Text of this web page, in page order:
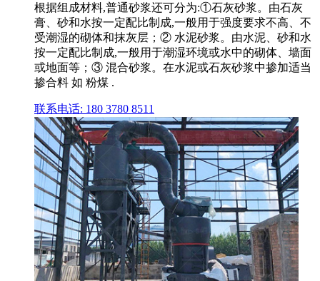
根据组成材料,普通砂浆还可分为:①石灰砂浆。由石灰
膏、砂和水按一定配比制成,一般用于强度要求不高、不
受潮湿的砌体和抹灰层；② 水泥砂浆。由水泥、砂和水
按一定配比制成,一般用于潮湿环境或水中的砌体、墙面
或地面等；③ 混合砂浆。在水泥或石灰砂浆中掺加适当
掺合料 如 粉煤 .
联系电话: 180 3780 8511